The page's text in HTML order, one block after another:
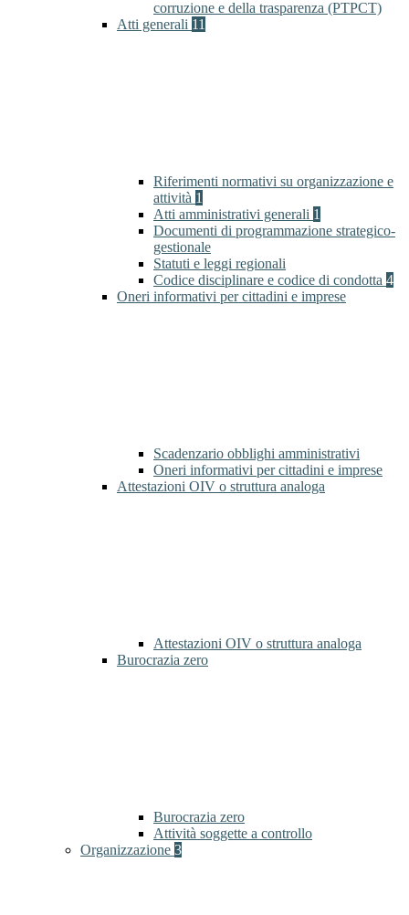
corruzione e della trasparenza (PTPCT)
Atti generali 11
Riferimenti normativi su organizzazione e
attività 1
Atti amministrativi generali 1
Documenti di programmazione strategico-
gestionale
Statuti e leggi regionali
Codice disciplinare e codice di condotta 4
Oneri informativi per cittadini e imprese
Scadenzario obblighi amministrativi
Oneri informativi per cittadini e imprese
Attestazioni OIV o struttura analoga
Attestazioni OIV o struttura analoga
Burocrazia zero
Burocrazia zero
Attività soggette a controllo
Organizzazione 3